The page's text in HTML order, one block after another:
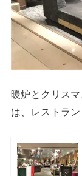
暖炉とクリス
は、レストラ